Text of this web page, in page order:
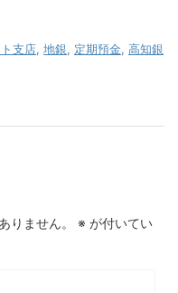
支店, 地銀, 定期預金, 高知銀
りません。 ※ が付いてい